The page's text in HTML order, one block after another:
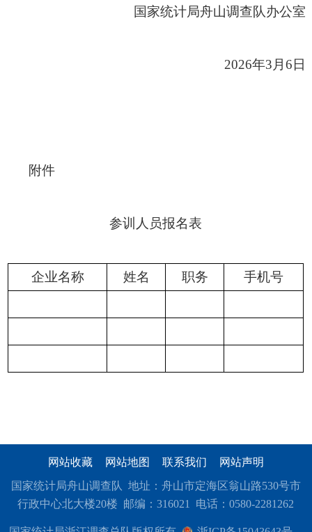
国家统计局舟山调查队办公室
2026年3月6 日
附件
参训人员报名表
企业名称 姓名 职务 手机号
网站收藏 网站地图 联系我们 网站声明
国家统计局舟山调查队 地址：舟山市定海区翁山路530号市
行政中心北大楼20楼 邮编：316021 电话：0580-2281262